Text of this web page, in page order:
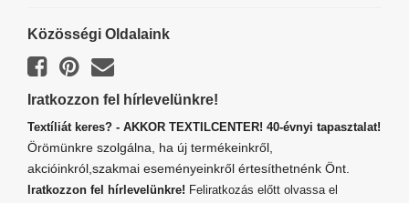
Közösségi Oldalaink
Iratkozzon fel hírlevelünkre!
Textíliát keres? - AKKOR TEXTILCENTER! 40-évnyi tapasztalat!
Örömünkre szolgálna, ha új termékeinkről,
akcióinkról,szakmai eseményeinkről értesíthetnénk Önt.
Iratkozzon fel hírlevelünkre! Feliratkozás előtt olvassa el